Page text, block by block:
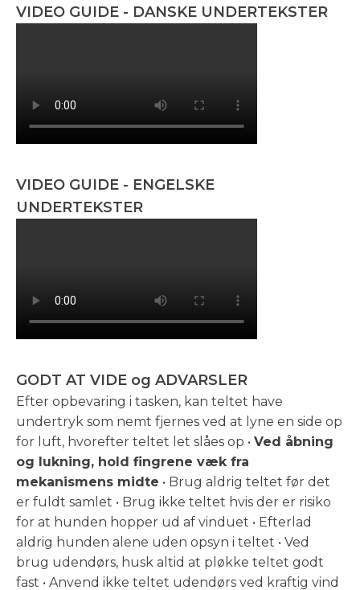
VIDEO GUIDE - DANSKE UNDERTEKSTER
VIDEO GUIDE - ENGELSKE
UNDERTEKSTER
GODT AT VIDE og ADVARSLER
Efter opbevaring i tasken, kan teltet have
undertryk som nemt fjernes ved at lyne en side op
for luft, hvorefter teltet let slåes op • Ved åbning
og lukning, hold fingrene væk fra
mekanismens midte • Brug aldrig teltet før det
er fuldt samlet • Brug ikke teltet hvis der er risiko
for at hunden hopper ud af vinduet • Efterlad
aldrig hunden alene uden opsyn i teltet • Ved
brug udendørs, husk altid at pløkke teltet godt
fast • Anvend ikke teltet udendørs ved kraftig vind